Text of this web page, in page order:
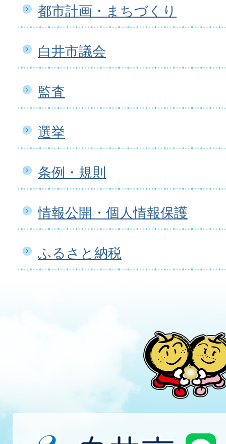
都市計画・まちづくり
白井市議会
監査
選挙
条例・規則
情報公開・個人情報保護
ふるさと納税